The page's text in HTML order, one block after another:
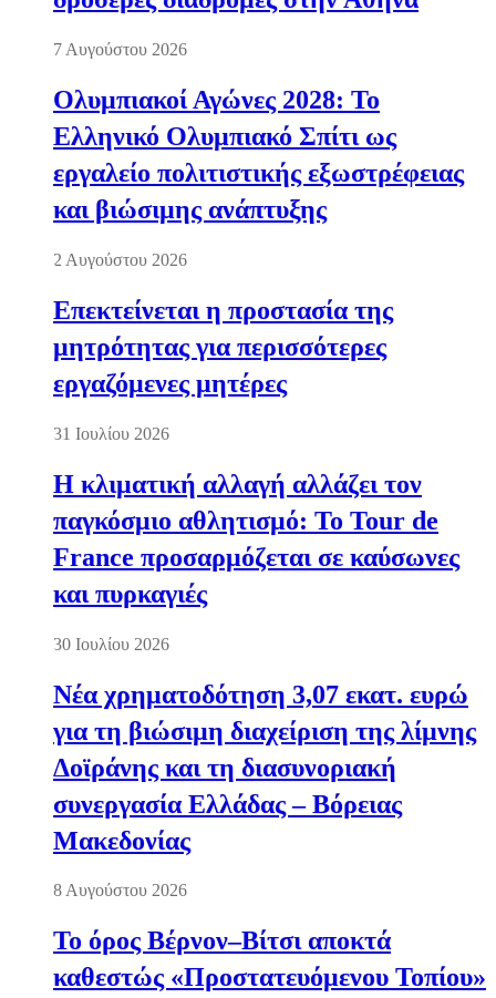
7 Αυγούστου 2026
Ολυμπιακοί Αγώνες 2028: Το
Ελληνικό Ολυμπιακό Σπίτι ως
εργαλείο πολιτιστικής εξωστρέφειας
και βιώσιμης ανάπτυξης
2 Αυγούστου 2026
Επεκτείνεται η προστασία της
μητρότητας για περισσότερες
εργαζόμενες μητέρες
31 Ιουλίου 2026
Η κλιματική αλλαγή αλλάζει τον
παγκόσμιο αθλητισμό: Το Tour de
France προσαρμόζεται σε καύσωνες
και πυρκαγιές
30 Ιουλίου 2026
Νέα χρηματοδότηση 3,07 εκατ. ευρώ
για τη βιώσιμη διαχείριση της λίμνης
Δοϊράνης και τη διασυνοριακή
συνεργασία Ελλάδας – Βόρειας
Μακεδονίας
8 Αυγούστου 2026
Το όρος Βέρνον–Βίτσι αποκτά
καθεστώς «Προστατευόμενου Τοπίου»